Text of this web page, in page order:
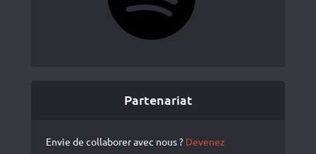
Partenariat
Envie de collaborer avec nous ? Devenez